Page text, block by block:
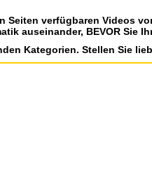
Seiten verfügbaren Videos
auseinander, BEVOR Sie
Kategorien. Stellen Sie